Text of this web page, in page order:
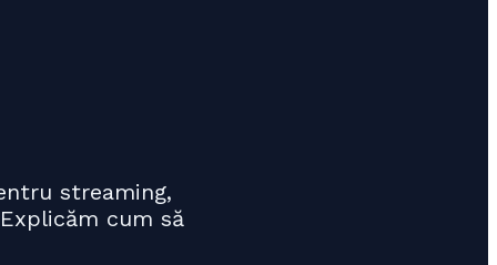
streaming,
cum să